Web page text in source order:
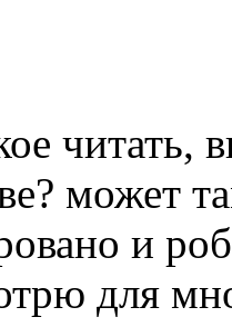
читать,
может
и
для